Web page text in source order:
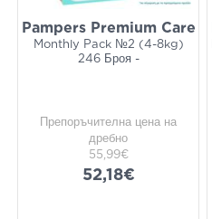
Pampers Premium Care
Monthly Pack №2 (4-8kg)
246 Броя -
Препоръчителна цена на
дребно
55,99€
52,18€